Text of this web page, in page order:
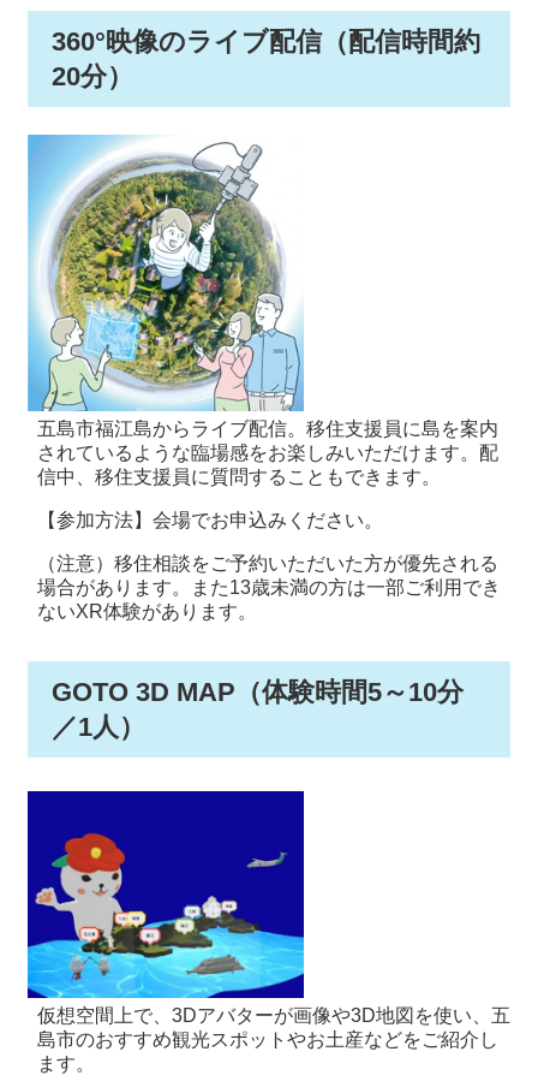
360°映像のライブ配信（配信時間約
20分）
五島市福江島からライブ配信。移住支援員に島を案内
されているような臨場感をお楽しみいただけます。配
信中、移住支援員に質問することもできます。
【参加方法】 会場でお申込みください。
（注意）移住相談をご予約いただいた方が優先される
場合があります。また13歳未満の方は一部ご利用でき
ないXR体験があります。
GOTO 3D MAP（体験時間5～10分
／1人）
仮想空間上で、3Dアバターが画像や3D地図を使い、五
島市のおすすめ観光スポットやお土産などをご紹介し
ます。